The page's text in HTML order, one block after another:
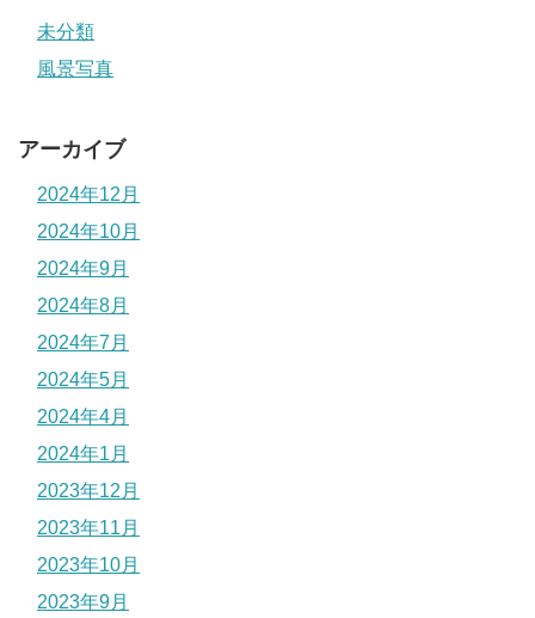
未分類
風景写真
アーカイブ
2024年12月
2024年10月
2024年9月
2024年8月
2024年7月
2024年5月
2024年4月
2024年1月
2023年12月
2023年11月
2023年10月
2023年9月